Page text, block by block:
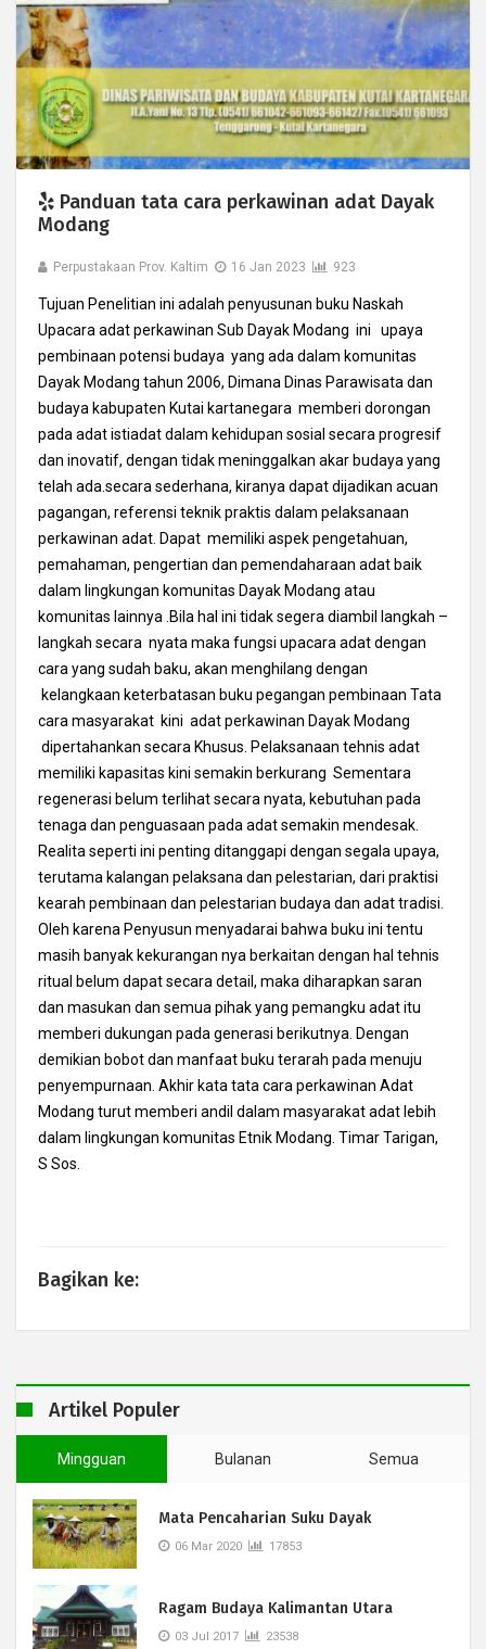
Panduan tata cara perkawinan adat Dayak
Modang
Perpustakaan Prov. Kaltim 16 Jan 2023 923
Tujuan Penelitian ini adalah penyusunan buku Naskah
Upacara adat perkawinan Sub Dayak Modang ini upaya
pembinaan potensi budaya yang ada dalam komunitas
Dayak Modang tahun 2006, Dimana Dinas Parawisata dan
budaya kabupaten Kutai kartanegara memberi dorongan
pada adat istiadat dalam kehidupan sosial secara progresif
dan inovatif, dengan tidak meninggalkan akar budaya yang
telah ada.secara sederhana, kiranya dapat dijadikan acuan
pagangan, referensi teknik praktis dalam pelaksanaan
perkawinan adat. Dapat memiliki aspek pengetahuan,
pemahaman, pengertian dan pemendaharaan adat baik
dalam lingkungan komunitas Dayak Modang atau
komunitas lainnya .Bila hal ini tidak segera diambil langkah –
langkah secara nyata maka fungsi upacara adat dengan
cara yang sudah baku, akan menghilang dengan
kelangkaan keterbatasan buku pegangan pembinaan Tata
cara masyarakat kini adat perkawinan Dayak Modang
dipertahankan secara Khusus. Pelaksanaan tehnis adat
memiliki kapasitas kini semakin berkurang Sementara
regenerasi belum terlihat secara nyata, kebutuhan pada
tenaga dan penguasaan pada adat semakin mendesak.
Realita seperti ini penting ditanggapi dengan segala upaya,
terutama kalangan pelaksana dan pelestarian, dari praktisi
kearah pembinaan dan pelestarian budaya dan adat tradisi.
Oleh karena Penyusun menyadarai bahwa buku ini tentu
masih banyak kekurangan nya berkaitan dengan hal tehnis
ritual belum dapat secara detail, maka diharapkan saran
dan masukan dan semua pihak yang pemangku adat itu
memberi dukungan pada generasi berikutnya. Dengan
demikian bobot dan manfaat buku terarah pada menuju
penyempurnaan. Akhir kata tata cara perkawinan Adat
Modang turut memberi andil dalam masyarakat adat lebih
dalam lingkungan komunitas Etnik Modang. Timar Tarigan,
S Sos.
Bagikan ke:
Artikel Populer
Mingguan Bulanan Semua
Mata Pencaharian Suku Dayak
06 Mar 2020 17853
Ragam Budaya Kalimantan Utara
03 Jul 2017 23538